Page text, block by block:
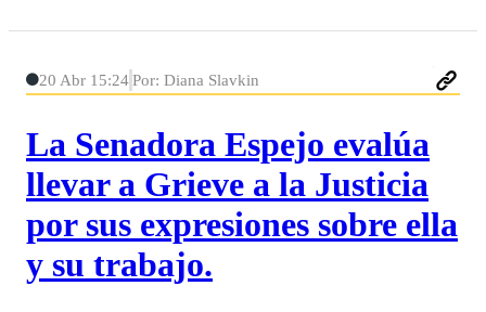
20 Abr 15:24Por: Diana Slavkin
La Senadora Espejo evalúa
llevar a Grieve a la Justicia
por sus expresiones sobre ella
y su trabajo.